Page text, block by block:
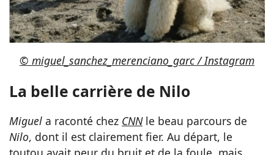
© miguel_sanchez_merenciano_garc / Instagram
La belle carrière de Nilo
Miguel a raconté chez CNNle beau parcours de
Nilo, dont il est clairement fier. Au départ, le